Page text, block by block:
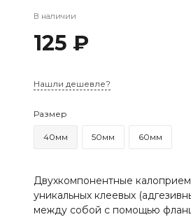
В наличии
125 ₽
Нашли дешевле?
Размер
40мм 50мм 60мм
Двухкомпонентные
уникальных клеевых
между собой с помощью